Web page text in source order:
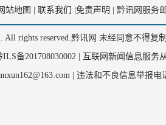
站地图 联系我们 免责声明 黔讯网服务
All rights reserved.黔讯网 未经同意不得复
备201708030002 | 互联网新闻信息服务
| 违法和不良信息举报电